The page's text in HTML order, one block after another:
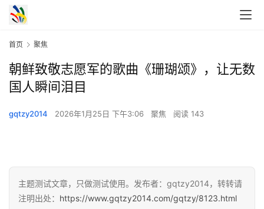
首页 聚焦
朝鲜致敬志愿军的歌曲《珊瑚颂》，让无数
国人瞬间泪目
gqtzy2014 2026年1月25日 下午3:06 聚焦 阅读 143
主题测试文章，只做测试使用。发布者：gqtzy2014，转转请
注明出处： https://www.gqtzy2014.com/gqtzy/8123.html